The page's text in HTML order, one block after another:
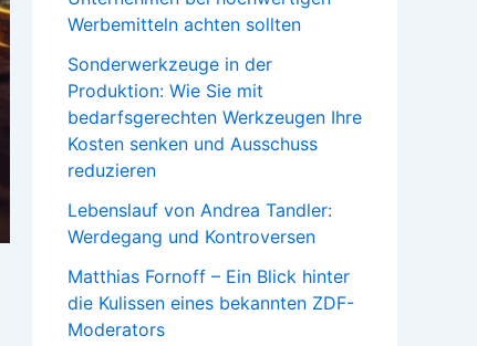
Werbemitteln achten sollten
Sonderwerkzeuge in der
Produktion: Wie Sie mit
bedarfsgerechten Werkzeugen Ihre
Kosten senken und Ausschuss
reduzieren
Lebenslauf von Andrea Tandler:
Werdegang und Kontroversen
Matthias Fornoff – Ein Blick hinter
die Kulissen eines bekannten ZDF-
Moderators